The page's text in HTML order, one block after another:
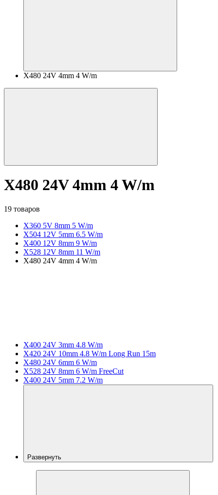
X480 24V 4mm 4 W/m
X480 24V 4mm 4 W/m
19 товаров
X360 5V 8mm 5 W/m
X504 12V 5mm 6.5 W/m
X400 12V 8mm 9 W/m
X528 12V 8mm 11 W/m
X480 24V 4mm 4 W/m
X400 24V 3mm 4.8 W/m
X420 24V 10mm 4.8 W/m Long Run 15m
X480 24V 6mm 6 W/m
X528 24V 8mm 6 W/m FreeCut
X400 24V 5mm 7.2 W/m
Развернуть